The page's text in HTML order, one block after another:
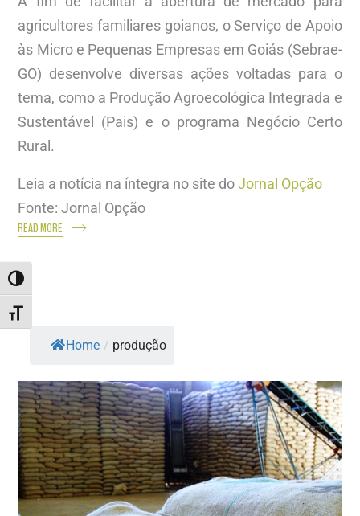
ALTERNAR ALTO CONTRASTE
ALTERNAR TAMANHO DA FONTE
agricultores familiares goianos, o Serviço de Apoio
às Micro e Pequenas Empresas em Goiás (Sebrae-
GO) desenvolve diversas ações voltadas para o
tema, como a Produção Agroecológica Integrada e
Sustentável (Pais) e o programa Negócio Certo
Rural.
Leia a notícia na íntegra no site doJornal Opção
Fonte: Jornal Opção
READ MORE
Home / produção